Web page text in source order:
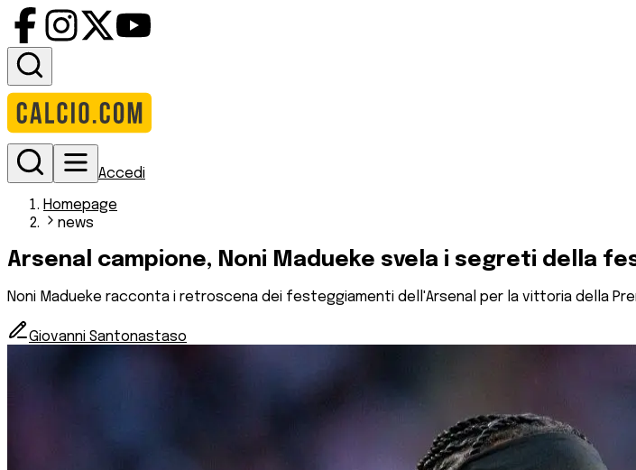
Accedi
Homepage
news
Arsenal campione, Noni Madueke svela i segreti della
Noni Madueke racconta i retroscena dei festeggiamenti dell'Arsenal per la vittoria della
Giovanni Santonastaso